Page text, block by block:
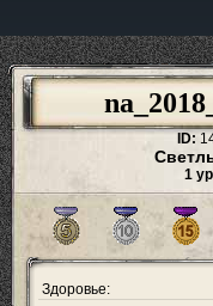
ID:
1
Здоровье: